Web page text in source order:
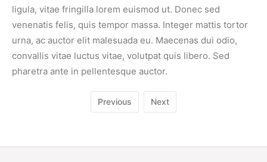
ligula, vitae fringilla lorem euismod ut. Donec sed
venenatis felis, quis tempor massa. Integer mattis tortor
urna, ac auctor elit malesuada eu. Maecenas dui odio,
convallis vitae luctus vitae, volutpat quis libero. Sed
pharetra ante in pellentesque auctor.
Previous Next